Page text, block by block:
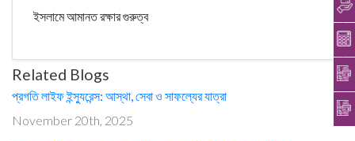
ইসলামে আমানত রক্ষার গুরুত্ব
Related Blogs
প্রগতি লাইফ ইন্স্যুরেন্স: আস্থা, সেবা ও সাফল্যের যাত্রা
November 20th, 2025